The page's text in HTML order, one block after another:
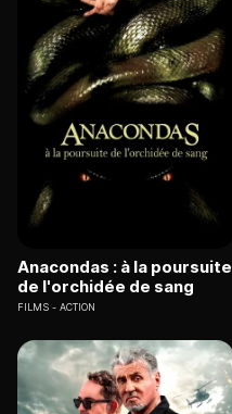
Anacondas : à la poursuite
de l'orchidée de sang
FILMS ACTION